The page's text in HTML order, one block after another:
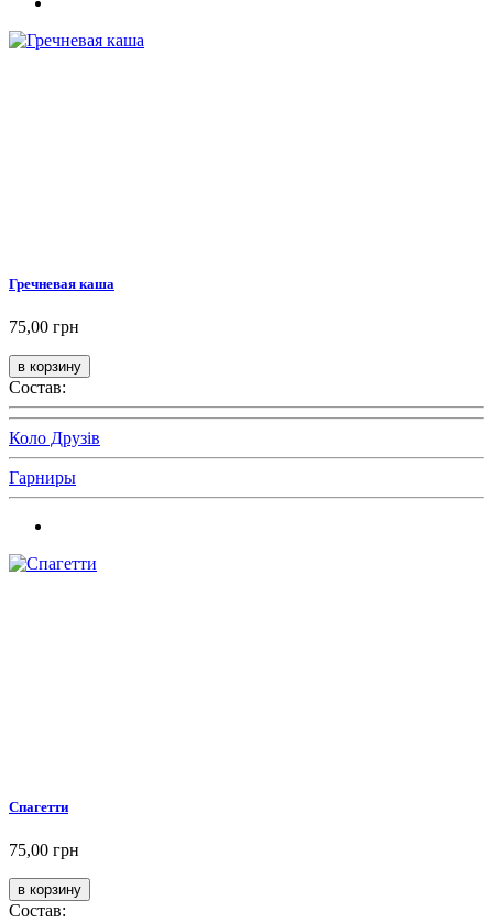
Гречневая каша
75,00 грн
Состав:
Коло Друзів
Гарниры
Спагетти
75,00 грн
Состав: